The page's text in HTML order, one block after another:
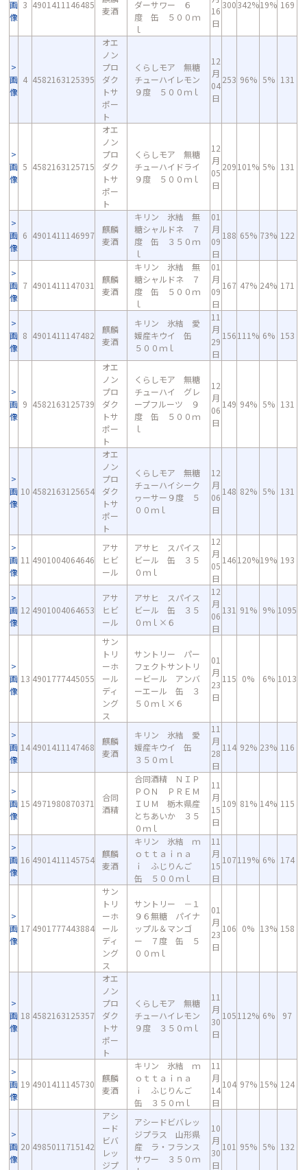
画
像
3 4901411146485
麦酒
ダーサワー ６
度 缶 ５００ｍ
ｌ
16
日
300342%19% 169
画
像
4 4582163125395
オエ
ノン
プロ
ダク
トサ
ポー
ト
くらしモア 無糖
チューハイレモン
９度 ５００ｍｌ
12
月
04
日
253 96% 5% 131
画
像
5 4582163125715
オエ
ノン
プロ
ダク
トサ
ポー
ト
くらしモア 無糖
チューハイドライ
９度 ５００ｍｌ
12
月
05
日
209101% 5% 131
画
像
6 4901411146997
麒麟
麦酒
キリン 氷結 無
糖シャルドネ ７
度 缶 ３５０ｍ
ｌ
01
月
09
日
188 65% 73% 122
画
像
7 4901411147031
麒麟
麦酒
キリン 氷結 無
糖シャルドネ ７
度 缶 ５００ｍ
ｌ
01
月
09
日
167 47% 24% 171
画
像
8 4901411147482
麒麟
麦酒
キリン 氷結 愛
媛産キウイ 缶
５００ｍｌ
11
月
29
日
156111% 6% 153
画
像
9 4582163125739
オエ
ノン
プロ
ダク
トサ
ポー
ト
くらしモア 無糖
チューハイ グレ
ープフルーツ ９
度 缶 ５００ｍ
ｌ
12
月
06
日
149 94% 5% 131
画
像
10 4582163125654
オエ
ノン
プロ
ダク
トサ
ポー
ト
くらしモア 無糖
チューハイシーク
ヮーサー９度 ５
００ｍｌ
12
月
06
日
148 82% 5% 131
画
像
11 4901004064646
アサ
ヒビ
ール
アサヒ スパイス
ビール 缶 ３５
０ｍｌ
12
月
05
日
146120%19% 193
画
像
12 4901004064653
アサ
ヒビ
ール
アサヒ スパイス
ビール 缶 ３５
０ｍｌ×６
12
月
06
日
131 91% 9% 1095
画
像
13 4901777445055
サン
トリ
ーホ
ール
ディ
ング
ス
サントリー パー
フェクトサントリ
ービール アンバ
ーエール 缶 ３
５０ｍｌ×６
01
月
23
日
115 0% 6% 1013
画
像
14 4901411147468
麒麟
麦酒
キリン 氷結 愛
媛産キウイ 缶
３５０ｍｌ
11
月
28
日
114 92% 23% 116
画
像
15 4971980870371
合同
酒精
合同酒精 ＮＩＰ
ＰＯＮ ＰＲＥＭ
ＩＵＭ 栃木県産
とちあいか ３５
０ｍｌ
11
月
15
日
109 81% 14% 115
画
像
16 4901411145754
麒麟
麦酒
キリン 氷結 ｍ
ｏｔｔａｉｎａ
ｉ ふじりんご
缶 ５００ｍｌ
11
月
15
日
107119% 6% 174
画
像
17 4901777443884
サン
トリ
ーホ
ール
ディ
ング
ス
サントリー －１
９６無糖 パイナ
ップル＆マンゴ
ー ７度 缶 ５
００ｍｌ
01
月
23
日
106 0% 13% 158
画
像
18 4582163125357
オエ
ノン
プロ
ダク
トサ
ポー
ト
くらしモア 無糖
チューハイレモン
９度 ３５０ｍｌ
11
月
30
日
105112% 6% 97
画
像
19 4901411145730
麒麟
麦酒
キリン 氷結 ｍ
ｏｔｔａｉｎａ
ｉ ふじりんご
缶 ３５０ｍｌ
11
月
14
日
104 97% 15% 124
画
像
20 4985011715142
アシ
ード
ビバ
レッ
ジプ
アシードビバレッ
ジプラス 山形県
産 ラ・フランス
サワー ３５０ｍ
10
月
30
日
101 95% 5% 132